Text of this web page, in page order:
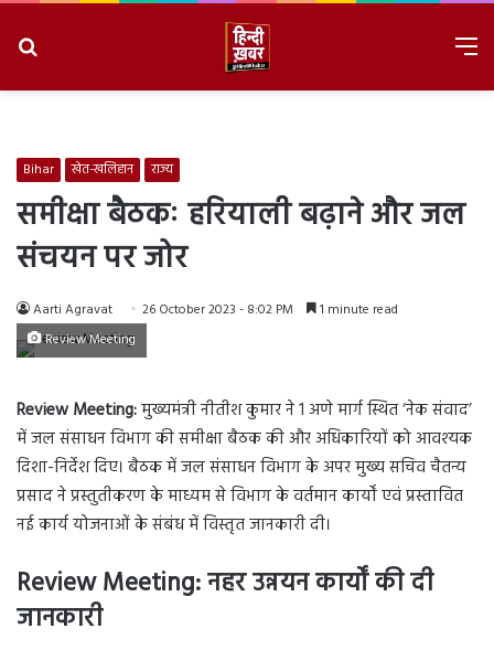
Bihar खेत-खलिहान राज्य
समीक्षा बैठकः हरियाली बढ़ाने और जल
संचयन पर जोर
Aarti Agravat 26 October 2023 - 8:02 PM 1 minute read
Review Meeting
Review Meeting:मुख्यमंत्री नीतीश कुमार ने 1 अणे मार्ग स्थित ‘नेक संवाद’
में जल संसाधन विभाग की समीक्षा बैठक की और अधिकारियों को आवश्यक
दिशा-निर्देश दिए। बैठक में जल संसाधन विभाग के अपर मुख्य सचिव चैतन्य
प्रसाद ने प्रस्तुतीकरण के माध्यम से विभाग के वर्तमान कार्यों एवं प्रस्तावित
नई कार्य योजनाओं के संबंध में विस्तृत जानकारी दी।
Review Meeting: नहर उन्नयन कार्यों की दी
जानकारी